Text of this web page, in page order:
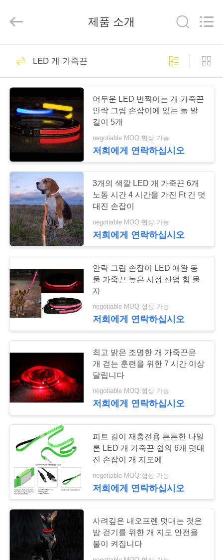
제
품
리
에
대
하
여
공
장
여
행
질
관
연
락
주
LIMITED.
Developed
개 마구 가죽끈
나일론 개 가죽끈
69
LED 개 가죽끈
35
나일론 개 마구
연약한 나일론 개 목
걸이
제품 소개
LED 개 가죽끈
어두운 LED 번쩍이는 개 가죽끈
안락 그립 손잡이에 있는 놀 발
길이 5개
negotiable MOQ:협상 가능
저희에게 연락하십시오
3개의 색깔 LED 개 가죽끈 6개
노동 시간 4 시간을 가진 Ft 긴 덧
대진 손잡이
negotiable MOQ:협상 가능
저희에게 연락하십시오
안락 그립 손잡이 LED 애완 동
물 가죽끈 높은 시정 산업 힘 물
자
negotiable MOQ:협상 가능
저희에게 연락하십시오
최고 밝은 조명한 개 가죽끈은
개 걷는 훈련을 위한 7 시간 이상
달립니다
negotiable MOQ:협상 가능
저희에게 연락하십시오
피트 길이 재충전용 튼튼한 나일
론 LED 개 가죽끈 쉽의 6개 덧대
진 손잡이 개 지도에
negotiable MOQ:협상 가능
저희에게 연락하십시오
사려깊은 내오프렌 덧대는 것은
밤 걷기를 위한 개 지도 안전을
불이 켜집니다